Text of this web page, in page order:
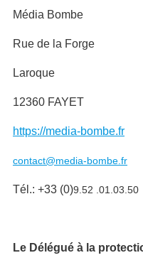
Média Bombe
Rue de la Forge
Laroque
12360 FAYET
https://media-bombe.fr
contact@media-bombe.fr
Tél.: +33 (0)9.52 .01.03.50
Le Délégué à la